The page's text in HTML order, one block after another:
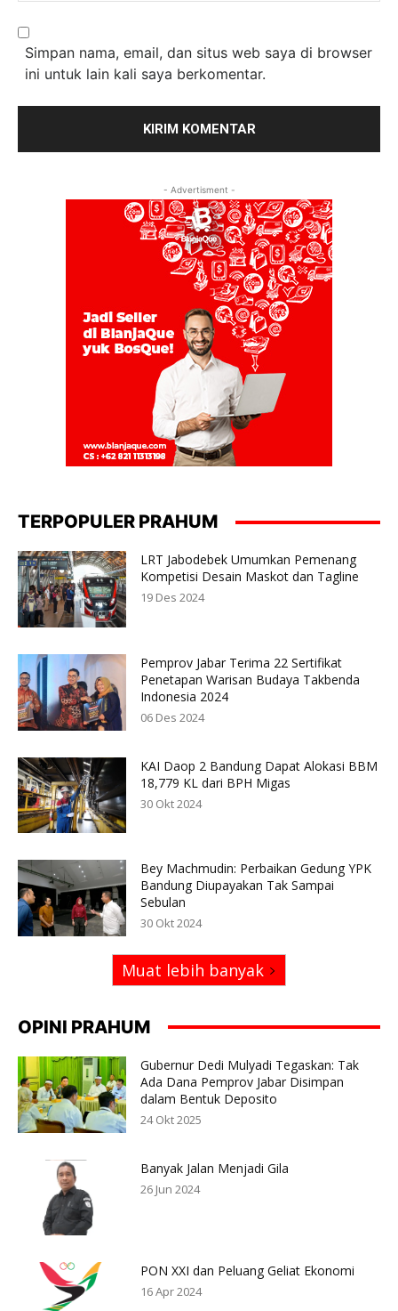
Simpan nama, email, dan situs web saya di browser
ini untuk lain kali saya berkomentar.
- Advertisment -
TERPOPULER PRAHUM
LRT Jabodebek Umumkan Pemenang
Kompetisi Desain Maskot dan Tagline
19 Des 2024
Pemprov Jabar Terima 22 Sertifikat
Penetapan Warisan Budaya Takbenda
Indonesia 2024
06 Des 2024
KAI Daop 2 Bandung Dapat Alokasi BBM
18,779 KL dari BPH Migas
30 Okt 2024
Bey Machmudin: Perbaikan Gedung YPK
Bandung Diupayakan Tak Sampai
Sebulan
30 Okt 2024
Muat lebih banyak
OPINI PRAHUM
Gubernur Dedi Mulyadi Tegaskan: Tak
Ada Dana Pemprov Jabar Disimpan
dalam Bentuk Deposito
24 Okt 2025
Banyak Jalan Menjadi Gila
26 Jun 2024
PON XXI dan Peluang Geliat Ekonomi
16 Apr 2024